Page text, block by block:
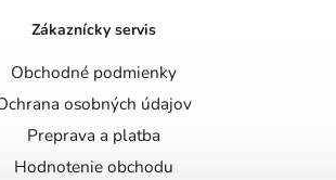
Zákaznícky servis
Obchodné podmienky
osobných údajov
Preprava a platba
Hodnotenie obchodu